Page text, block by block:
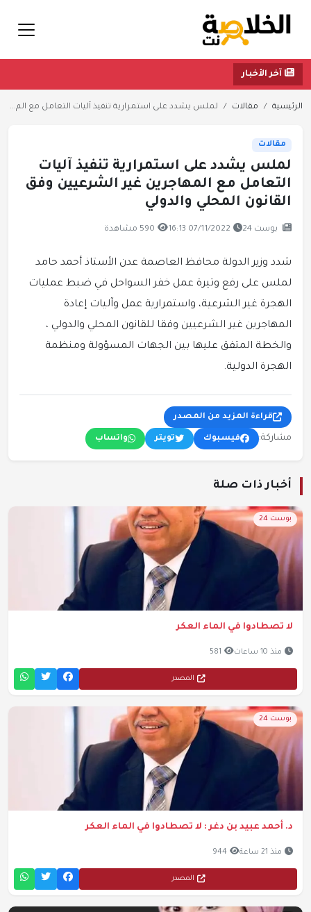
آخر الأخبار
الرئيسية مقالات لملس يشدد على استمرارية تنفيذ آليات التعامل مع الم...
مقالات
لملس يشدد على استمرارية تنفيذ آليات
التعامل مع المهاجرين غير الشرعيين وفق
القانون المحلي والدولي
بوست 24 07/11/2022 16:13 590 مشاهدة
شدد وزير الدولة محافظ العاصمة عدن الأستاذ أحمد حامد
لملس على رفع وتيرة عمل خفر السواحل في ضبط عمليات
الهجرة غير الشرعية، واستمرارية عمل وآليات إعادة
المهاجرين غير الشرعيين وفقا للقانون المحلي والدولي ،
والخطة المتفق عليها بين الجهات المسؤولة ومنظمة
الهجرة الدولية.
قراءة المزيد من المصدر
مشاركة: فيسبوك تويتر واتساب
أخبار ذات صلة
بوست 24
لا تصطادوا في الماء العكر
منذ 10 ساعات 581
المصدر
بوست 24
د. أحمد عبيد بن دغر : لا تصطادوا في الماء العكر
منذ 21 ساعة 944
المصدر